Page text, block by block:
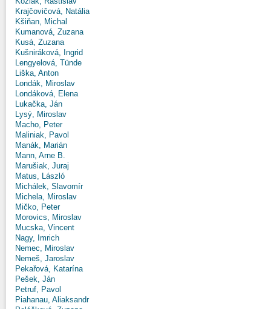
Krajčovičová, Natália
Kšiňan, Michal
Kumanová, Zuzana
Kusá, Zuzana
Kušniráková, Ingrid
Lengyelová, Tünde
Liška, Anton
Londák, Miroslav
Londáková, Elena
Lukačka, Ján
Lysý, Miroslav
Macho, Peter
Maliniak, Pavol
Manák, Marián
Mann, Arne B.
Marušiak, Juraj
Matus, László
Michálek, Slavomír
Michela, Miroslav
Mičko, Peter
Morovics, Miroslav
Mucska, Vincent
Nagy, Imrich
Nemec, Miroslav
Nemeš, Jaroslav
Pekařová, Katarína
Pešek, Ján
Petruf, Pavol
Piahanau, Aliaksandr